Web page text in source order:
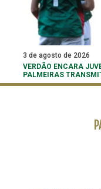
3 de agosto de 2026
VERDÃO ENCARA
PALMEIRAS